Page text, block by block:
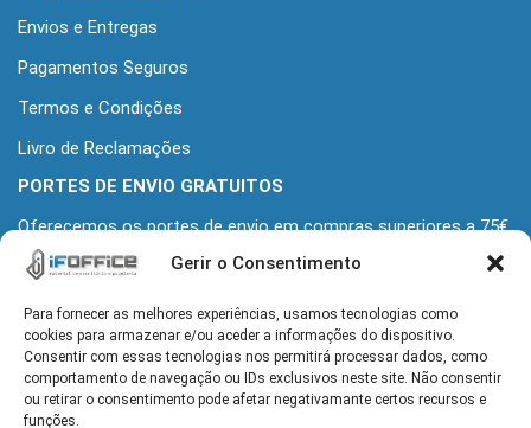
Gerir o Consentimento
Para fornecer as melhores experiências, usamos tecnologias como
cookies para armazenar e/ou aceder a informações do dispositivo.
Consentir com essas tecnologias nos permitirá processar dados, como
comportamento de navegação ou IDs exclusivos neste site. Não consentir
ou retirar o consentimento pode afetar negativamante certos recursos e
funções.
Envios e Entregas
Pagamentos Seguros
Termos e Condições
Livro de Reclamações
PORTES DE ENVIO GRATUITOS
Oferecemos os portes de envio em compras superiores a 75€
+iva
MORADA
Alameda Grupo Desportivo Alcochetense 139
2890-110 Alcochete